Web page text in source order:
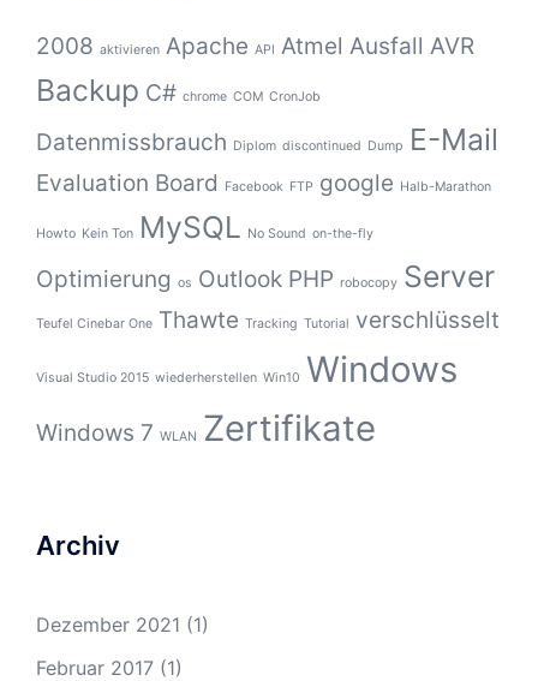
2008 aktivieren Apache API Atmel Ausfall AVR
Backup C# chrome COM CronJob
Datenmissbrauch Diplom discontinued Dump E-Mail
Evaluation Board Facebook FTP google Halb-Marathon
Howto Kein Ton MySQL No Sound on-the-fly
Optimierung os Outlook PHP robocopy Server
Teufel Cinebar One Thawte Tracking Tutorial verschlüsselt
Visual Studio 2015 wiederherstellen Win10 Windows
Windows 7 WLAN Zertifikate
Archiv
Dezember 2021 (1)
Februar 2017 (1)